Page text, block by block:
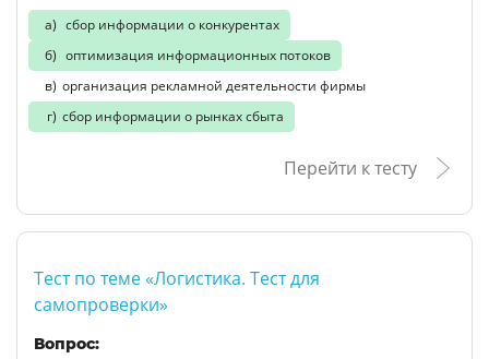
сбор информации о конкурентах
оптимизация информационных потоков
организация рекламной деятельности фирмы
сбор информации о рынках сбыта
Перейти к тесту
Тест по теме «Логистика. Тест для
самопроверки»
Вопрос: